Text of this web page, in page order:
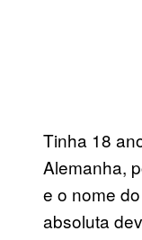
Tinha 18
Alemanha,
e o nome
absoluta